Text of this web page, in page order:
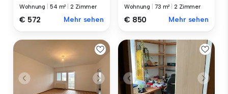
Wohnung 54 m² 2 Zimmer
€ 572 Mehr sehen
Wohnung 73 m² 2 Zimmer
€ 850 Mehr sehen